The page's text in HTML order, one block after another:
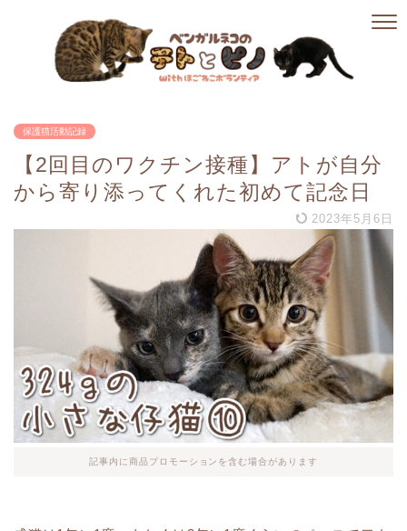
保護猫活動記録
【2回目のワクチン接種】アトが自分
から寄り添ってくれた初めて記念日
2023年5月6日
記事内に商品プロモーションを含む場合があります